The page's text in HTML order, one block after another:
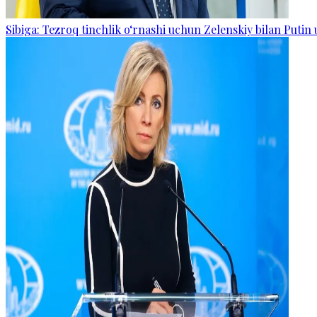
Sibiga: Tezroq tinchlik o‘rnashi uchun Zelenskiy bilan